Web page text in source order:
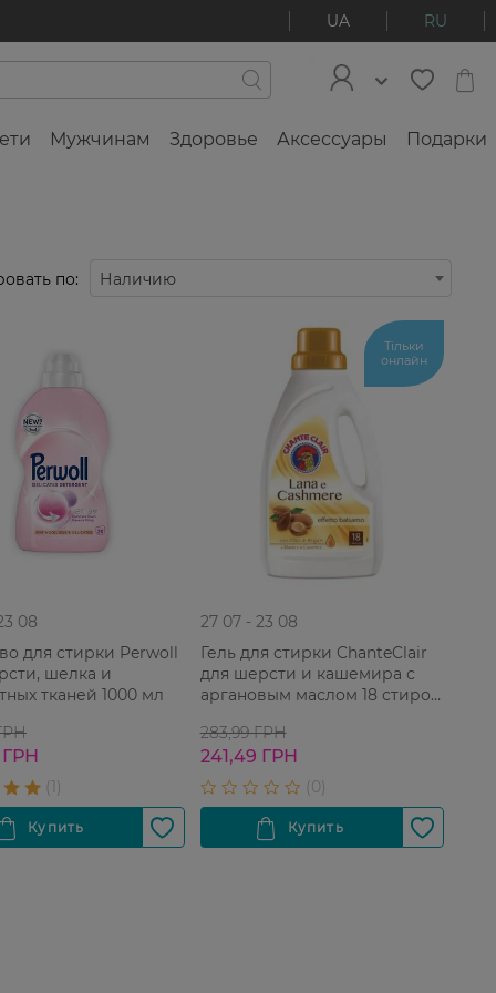
UA RU
Мужчинам Здоровье Аксессуары Подарки
по: Наличию
08
для стирки Perwoll
шелка и
тканей 1000 мл
ГРН
Тільки
онлайн
27 07 - 23 08
Гель для стирки ChanteClair
для шерсти и кашемира с
аргановым маслом 18 стирок
283,99 ГРН
241,49 ГРН